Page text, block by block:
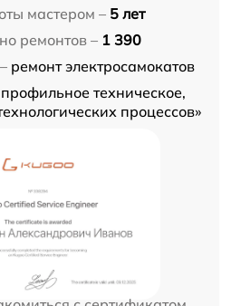
мастером – 5 лет
ремонтов – 1 390
ремонт электросамокатов
профильное техническое,
процессов»